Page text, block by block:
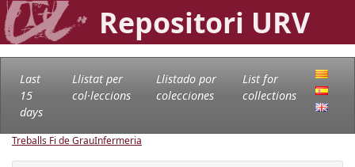
Repositori URV
Last
15
days
Llistat per
col·leccions
Llistado por
colecciones
List for
collections
Treballs Fi de GrauInfermeria